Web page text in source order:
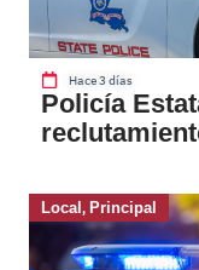
Hace 3 días
Policía
Local , Principal